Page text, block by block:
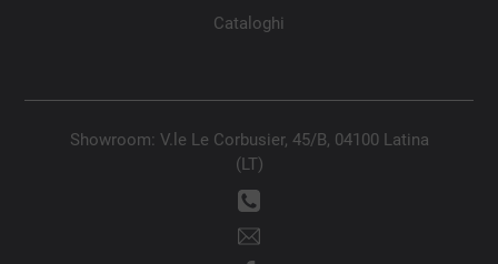
Cataloghi
Showroom: V.le Le Corbusier, 45/B, 04100 Latina
(LT)